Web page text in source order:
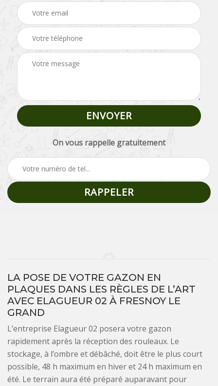
On vous rappelle gratuitement
LA POSE DE VOTRE GAZON EN
PLAQUES DANS LES RÈGLES DE L’ART
AVEC ELAGUEUR 02 À FRESNOY LE
GRAND
L’entreprise Elagueur 02 posera votre gazon
rapidement après la réception des rouleaux. Le
stockage, à l’ombre et débâché, doit être le plus court
possible, 48 h maximum en hiver et 24 h maximum en
été. Le terrain aura été préparé auparavant pour